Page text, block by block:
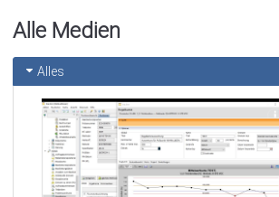
Alle Medien
Alles